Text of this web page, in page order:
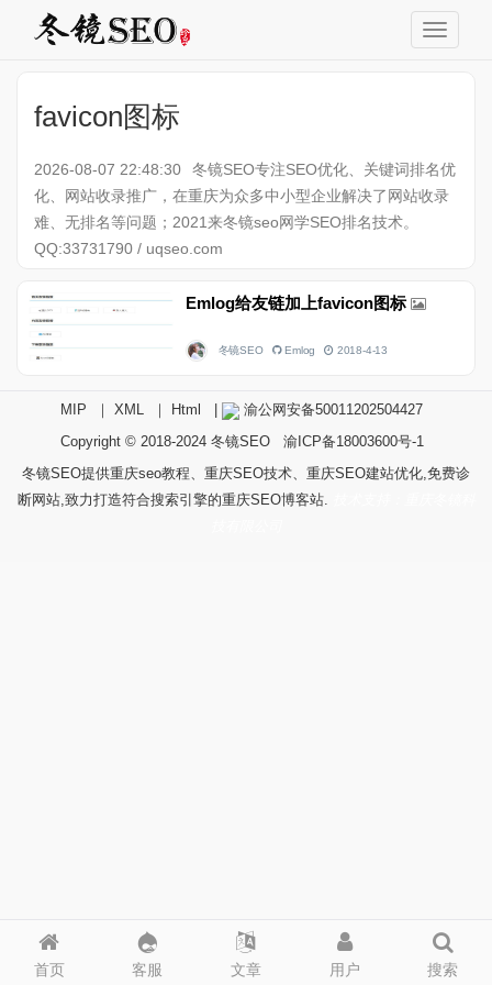
favicon图标
2026-08-07 22:48:30
冬镜SEO专注SEO优化、关键词排名优
化、网站收录推广，在重庆为众多中小型企业解决了网站收录
难、无排名等问题；2021来冬镜seo网学SEO排名技术。
QQ:33731790 / uqseo.com
Emlog给友链加上favicon图标
冬镜SEO Emlog 2018-4-13
首页 客服 文章 用户 搜索
MIP ｜ XML ｜ Html
渝公网安备50011202504427
Copyright © 2018-2024 冬镜SEO
渝ICP备18003600号-1
冬镜SEO提供重庆seo教程、重庆SEO技术、重庆SEO建站优化,免费诊
断网站,致力打造符合搜索引擎的重庆SEO博客站.